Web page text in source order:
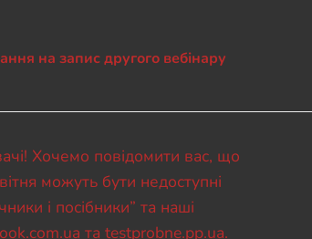
на запис другого вебінару
Хочемо повідомити вас, що
можуть бути недоступні
і посібники” та наші
та testprobne.pp.ua.